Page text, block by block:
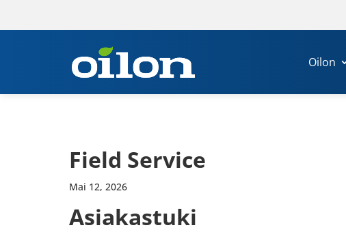
Oilon
Field Service
Mai 12, 2026
Asia­kas­tuki